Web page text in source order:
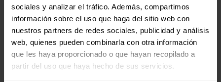
sociales y analizar el tráfico. Además, compartimos
información sobre el uso que haga del sitio web con
nuestros partners de redes sociales, publicidad y análisis
web, quienes pueden combinarla con otra información
que les haya proporcionado o que hayan recopilado a
partir del uso que haya hecho de sus servicios.
Mensaje